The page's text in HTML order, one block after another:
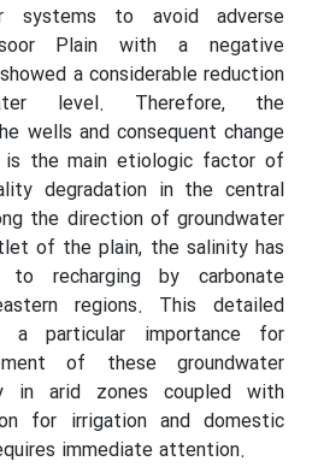
systems to avoid adverse
Plain with a negative
a considerable reduction
level. Therefore, the
wells and consequent change
is the main etiologic factor of
degradation in the central
the direction of groundwater
of the plain, the salinity has
recharging by carbonate
regions. This detailed
particular importance for
of these groundwater
in arid zones coupled with
for irrigation and domestic
immediate attention.